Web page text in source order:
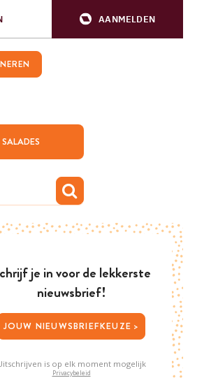
AANMELDEN
SALADES
je in voor de lekkerste
nieuwsbrief!
JOUW NIEUWSBRIEFKEUZE >
is op elk moment mogelijk
Privacybeleid